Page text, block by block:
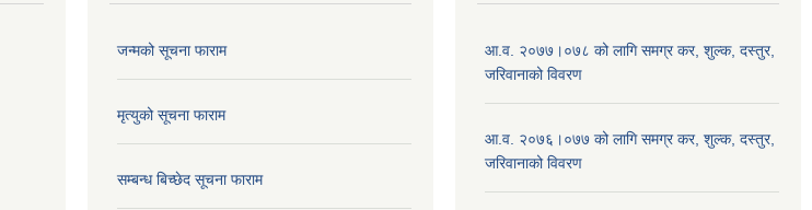
जन्मको सूचना फाराम
मृत्युको सूचना फाराम
सम्बन्ध बिच्छेद सूचना फाराम
आ.व. २०७७।०७८ को लागि समग्र कर, शुल्क, दस्तुर,
जरिवानाको विवरण
आ.व. २०७६।०७७ को लागि समग्र कर, शुल्क, दस्तुर,
जरिवानाको विवरण